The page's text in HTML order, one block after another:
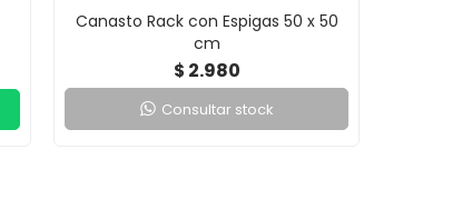
Canasto Rack con Espigas 50 x 50
cm
$ 2.980
Consultar stock